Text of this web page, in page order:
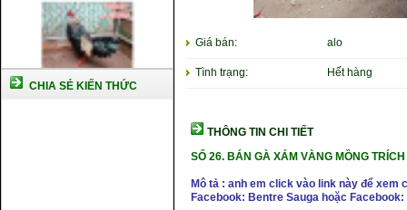
CHIA SẺ KIẾN THỨC
Giá bán: alo
Tình trạng: Hết hàng
THÔNG TIN CHI TIẾT
SỐ 26. BÁN GÀ XÁM VÀNG MỒNG
Mô tả : anh em click vào link này để
Facebook: Bentre Sauga hoặc Facebook: